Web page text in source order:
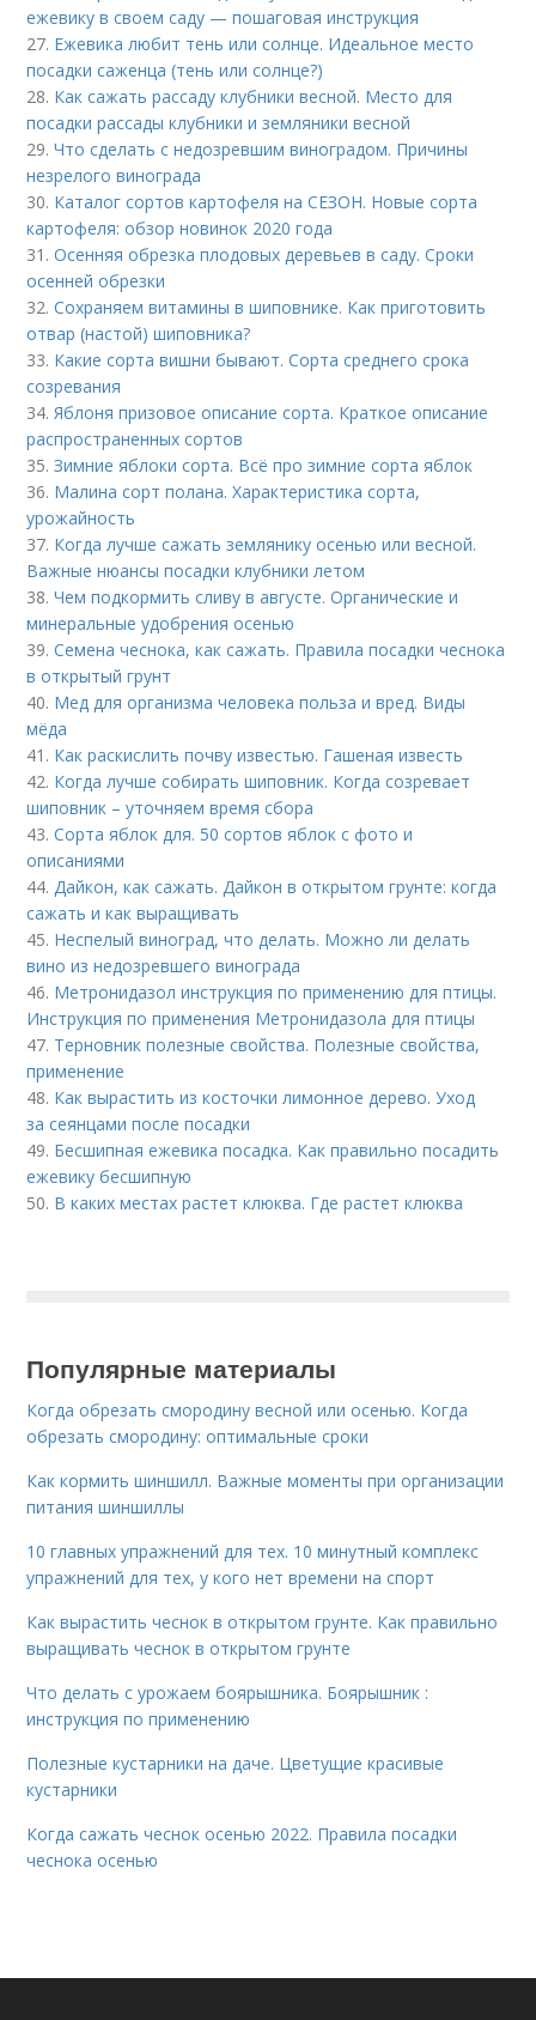
ежевику в своем саду — пошаговая инструкция
27. Ежевика любит тень или солнце. Идеальное место
посадки саженца (тень или солнце?)
28. Как сажать рассаду клубники весной. Место для
посадки рассады клубники и земляники весной
29.Что сделать с недозревшим виноградом. Причины
незрелого винограда
30. Каталог сортов картофеля на СЕЗОН. Новые сорта
картофеля: обзор новинок 2020 года
31.Осенняя обрезка плодовых деревьев в саду. Сроки
осенней обрезки
32.Сохраняем витамины в шиповнике. Как приготовить
отвар (настой) шиповника?
33. Какие сорта вишни бывают. Сорта среднего срока
созревания
34.Яблоня призовое описание сорта. Краткое описание
распространенных сортов
35.Зимние яблоки сорта. Всё про зимние сорта яблок
36. Малина сорт полана. Характеристика сорта,
урожайность
37. Когда лучше сажать землянику осенью или весной.
Важные нюансы посадки клубники летом
38.Чем подкормить сливу в августе. Органические и
минеральные удобрения осенью
39.Семена чеснока, как сажать. Правила посадки чеснока
в открытый грунт
40. Мед для организма человека польза и вред. Виды
мёда
41. Как раскислить почву известью. Гашеная известь
42. Когда лучше собирать шиповник. Когда созревает
шиповник – уточняем время сбора
43.Сорта яблок для. 50 сортов яблок с фото и
описаниями
44.Дайкон, как сажать. Дайкон в открытом грунте: когда
сажать и как выращивать
45. Неспелый виноград, что делать. Можно ли делать
вино из недозревшего винограда
46. Метронидазол инструкция по применению для птицы.
Инструкция по применения Метронидазола для птицы
47. Терновник полезные свойства. Полезные свойства,
применение
48. Как вырастить из косточки лимонное дерево. Уход
за сеянцами после посадки
49. Бесшипная ежевика посадка. Как правильно посадить
ежевику бесшипную
50. В каких местах растет клюква. Где растет клюква
Популярные материалы
Когда обрезать смородину весной или осенью. Когда
обрезать смородину: оптимальные сроки
Как кормить шиншилл. Важные моменты при организации
питания шиншиллы
10 главных упражнений для тех. 10 минутный комплекс
упражнений для тех, у кого нет времени на спорт
Как вырастить чеснок в открытом грунте. Как правильно
выращивать чеснок в открытом грунте
Что делать с урожаем боярышника. Боярышник :
инструкция по применению
Полезные кустарники на даче. Цветущие красивые
кустарники
Когда сажать чеснок осенью 2022. Правила посадки
чеснока осенью